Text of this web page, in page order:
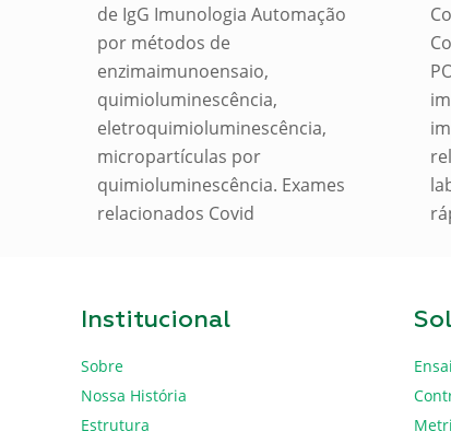
de IgG Imunologia Automação
por métodos de
enzimaimunoensaio,
quimioluminescência,
eletroquimioluminescência,
micropartículas por
quimioluminescência. Exames
relacionados Covid
Institucional
Sobre
Nossa História
Estrutura